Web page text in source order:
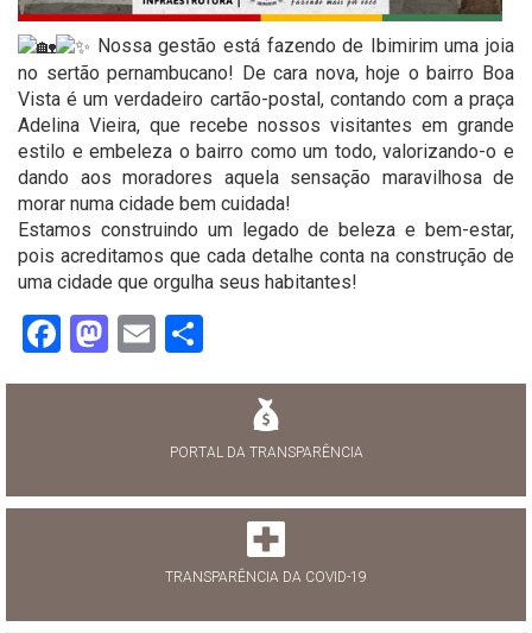
Nossa gestão está fazendo de Ibimirim uma joia
no sertão pernambucano! De cara nova, hoje o bairro Boa
Vista é um verdadeiro cartão-postal, contando com a praça
Adelina Vieira, que recebe nossos visitantes em grande
estilo e embeleza o bairro como um todo, valorizando-o e
dando aos moradores aquela sensação maravilhosa de
morar numa cidade bem cuidada!
Estamos construindo um legado de beleza e bem-estar,
pois acreditamos que cada detalhe conta na construção de
uma cidade que orgulha seus habitantes!
Facebook
Mastodon
Email
PORTAL DA TRANSPARÊNCIA
TRANSPARÊNCIA DA COVID-19